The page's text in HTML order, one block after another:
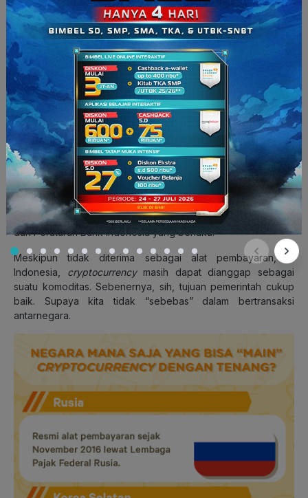
(Sumber vector: bitdegree.org)
Masalahnya, saat ini penggunaancryptocurrency
sebagai alat
pembayaran di Indonesia masih bertentangan dengan UU
dan Peraturan Bank Indonesia yang berlaku.
Meskipun tidak diterima sebagai alat pembayaran, di
Indonesia, cryptocurrencymasih dapat dianggap sebagai
suatu komoditas. Sebenernya, sih, tujuan pemerintah cukup
baik. Supaya kita tidak “sebebas” dalam bertransaksi
antarnegara.